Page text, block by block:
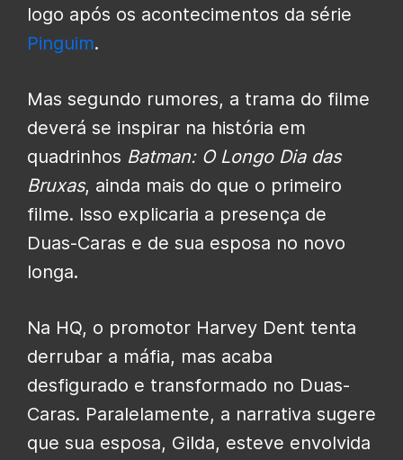
logo após os acontecimentos da série
Pinguim.
Mas segundo rumores, a trama do filme
deverá se inspirar na história em
quadrinhos Batman: O Longo Dia das
Bruxas, ainda mais do que o primeiro
filme. Isso explicaria a presença de
Duas-Caras e de sua esposa no novo
longa.
Na HQ, o promotor Harvey Dent tenta
derrubar a máfia, mas acaba
desfigurado e transformado no Duas-
Caras. Paralelamente, a narrativa sugere
que sua esposa, Gilda, esteve envolvida